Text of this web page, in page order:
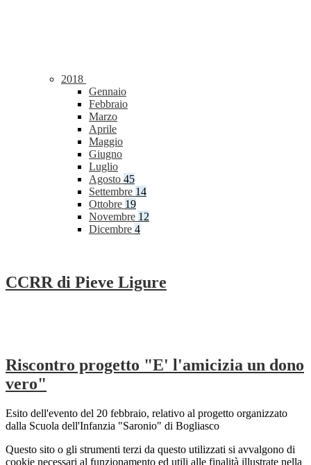
2018
Gennaio
Febbraio
Marzo
Aprile
Maggio
Giugno
Luglio
Agosto 45
Settembre 14
Ottobre 19
Novembre 12
Dicembre 4
CCRR di Pieve Ligure
Riscontro progetto "E' l'amicizia un dono
vero"
Esito dell'evento del 20 febbraio, relativo al progetto organizzato
dalla Scuola dell'Infanzia "Saronio" di Bogliasco
Questo sito o gli strumenti terzi da questo utilizzati si avvalgono di
cookie necessari al funzionamento ed utili alle finalità illustrate nella